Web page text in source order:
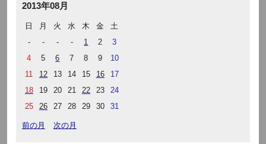
2013年08月
日 月 火 水 木 金
土
-
- - - 1 2
3
4
5 6 7 8 9
10
11
12 13 14 15 16
17
18
19 20 21 22 23
24
25
26 27 28 29 30 31
前の月 次の月